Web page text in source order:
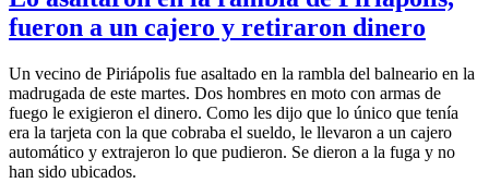
fueron a un cajero y retiraron dinero
Un vecino de Piriápolis fue asaltado en la rambla del balneario en la
madrugada de este martes. Dos hombres en moto con armas de
fuego le exigieron el dinero. Como les dijo que lo único que tenía
era la tarjeta con la que cobraba el sueldo, le llevaron a un cajero
automático y extrajeron lo que pudieron. Se dieron a la fuga y no
han sido ubicados.